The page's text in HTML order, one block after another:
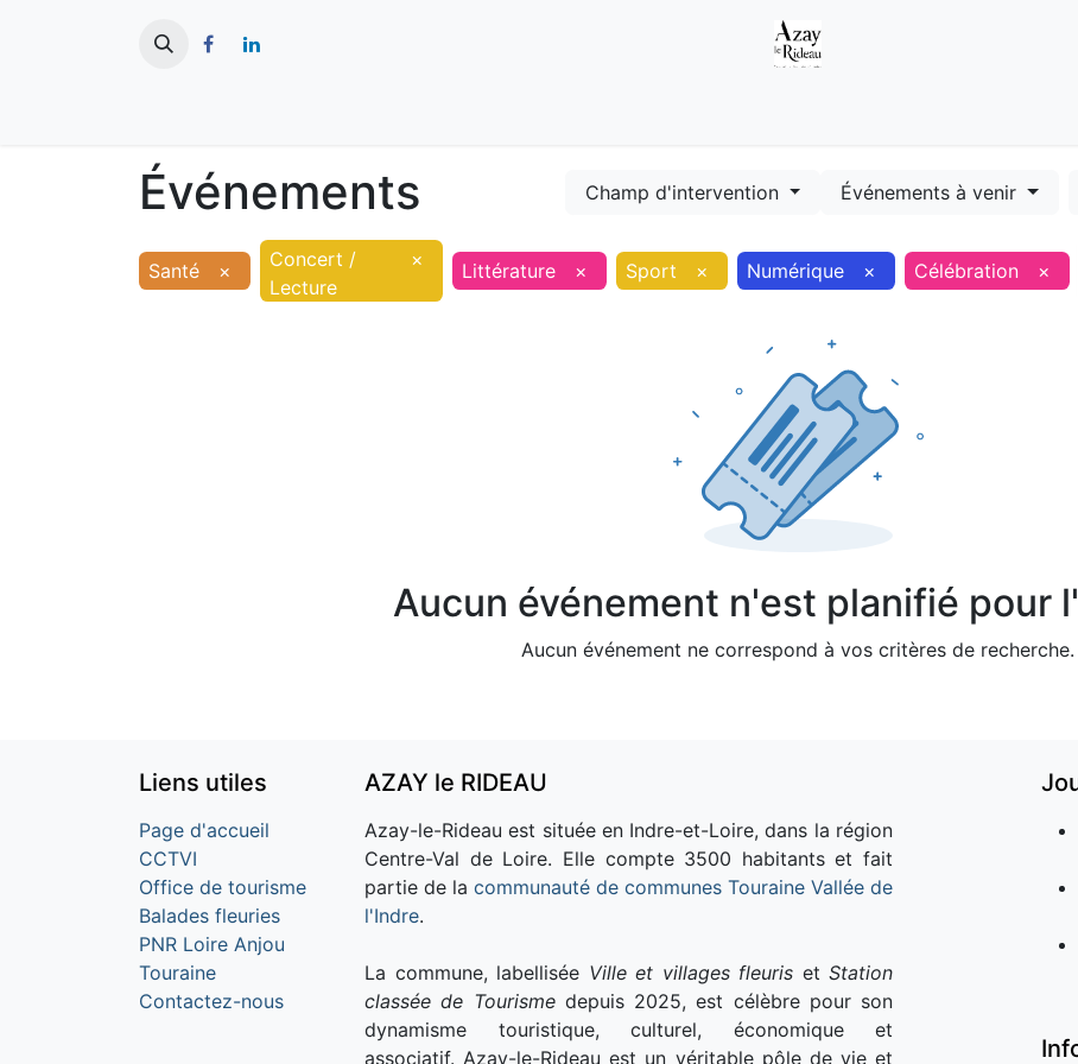
Événements Champ d'intervention Événements à venir
Santé ×
Concert /
Lecture
× Littérature × Sport × Numérique × Célébration ×
Aucun événement n'est planifié pour
Aucun événement ne correspond à vos critères de recherche.
Liens utiles
Page d'accueil
CCTVI
Office de tourisme
Balades fleuries
PNR Loire Anjou
Touraine
Contactez-nous
AZAY le RIDEAU
Azay-le-Rideau est située en Indre-et-Loire, dans la région
Centre-Val de Loire. Elle compte 3500 habitants et fait
partie de la communauté de communes Touraine Vallée de
l'Indre.
La commune, labellisée Ville et villages fleuris et Station
classée de Tourismedepuis 2025, est célèbre pour son
dynamisme touristique, culturel, économique et
associatif. Azay-le-Rideau est un véritable pôle de vie et